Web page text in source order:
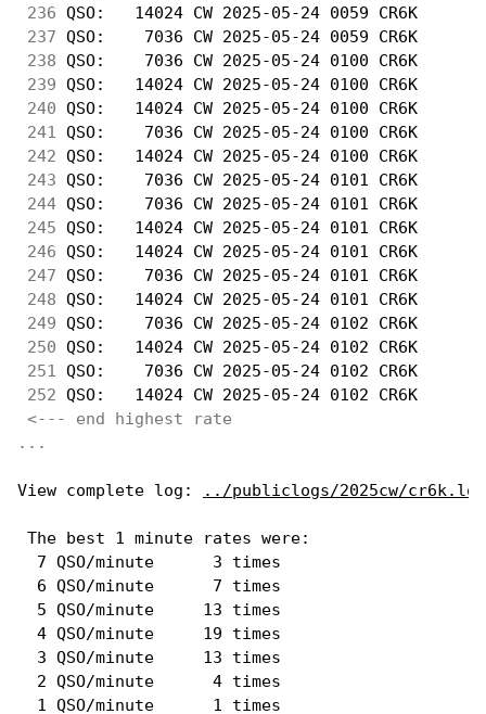
236 QSO:   14024 CW 2025-05-24 0059
237 QSO:    7036 CW 2025-05-24 0059
238 QSO:    7036 CW 2025-05-24 0100
239 QSO:   14024 CW 2025-05-24 0100
240 QSO:   14024 CW 2025-05-24 0100
241
QSO:    7036 CW 2025-05-24 0100
242 QSO:   14024 CW 2025-05-24 0100
243 QSO:    7036 CW 2025-05-24 0101
244 QSO:    7036 CW 2025-05-24 0101
245 QSO:   14024 CW 2025-05-24 0101
246 QSO:   14024 CW 2025-05-24 0101
247 QSO:    7036 CW 2025-05-24 0101
248 QSO:   14024 CW 2025-05-24 0101
249 QSO:    7036 CW 2025-05-24 0102
250 QSO:   14024 CW 2025-05-24 0102
251
QSO:    7036 CW 2025-05-24 0102
252 QSO:   14024 CW 2025-05-24 0102
<--- end highest rate
...
View complete log: ../publiclogs/2025cw/cr6k.log
The best 1 minute rates were:
  7 QSO/minute      3 times
  6 QSO/minute      7 times
  5 QSO/minute     13 times
  4 QSO/minute     19 times
  3 QSO/minute     13 times
  2 QSO/minute      4 times